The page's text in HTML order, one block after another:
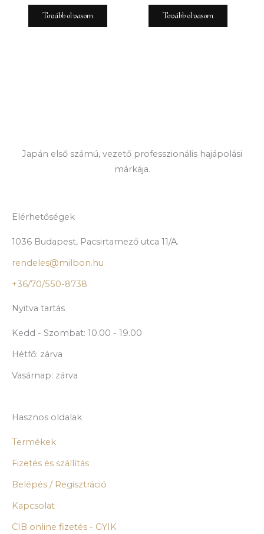
Tovább olvasom Tovább olvasom
Japán első számú, vezető professzionális hajápolási
márkája.
Elérhetőségek
1036 Budapest, Pacsirtamező utca 11/A.
rendeles@milbon.hu
+36/70/550-8738
Nyitva tartás
Kedd - Szombat: 10.00 - 19.00
Hétfő: zárva
Vasárnap: zárva
Hasznos oldalak
Termékek
Fizetés és szállítás
Belépés / Regisztráció
Kapcsolat
CIB online fizetés - GYIK